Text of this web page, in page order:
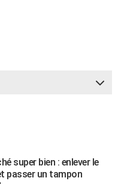
super bien : enlever le
passer un tampon